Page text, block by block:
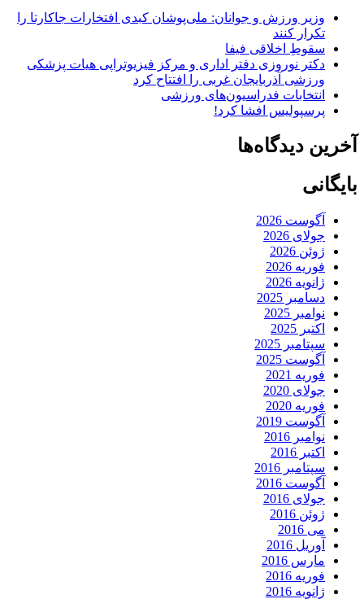
وزیر ورزش و جوانان: ملی‌پوشان کبدی افتخارات جاکارتا را
تکرار کنند
سقوطِ اخلاقی فیفا
دکتر نوروزی دفتر اداری و مرکز فیزیوتراپی هیات پزشکی
ورزشی آذربایجان غربی را افتتاح کرد
انتخابات فدراسیون‌های ورزشی
پرسپولیس افشا کرد!
آخرین دیدگاه‌ها
بایگانی
آگوست 2026
جولای 2026
ژوئن 2026
فوریه 2026
ژانویه 2026
دسامبر 2025
نوامبر 2025
اکتبر 2025
سپتامبر 2025
آگوست 2025
فوریه 2021
جولای 2020
فوریه 2020
آگوست 2019
نوامبر 2016
اکتبر 2016
سپتامبر 2016
آگوست 2016
جولای 2016
ژوئن 2016
می 2016
آوریل 2016
مارس 2016
فوریه 2016
ژانویه 2016